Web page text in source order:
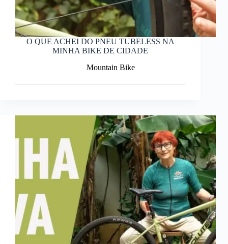
O QUE ACHEI DO PNEU TUBELESS NA
MINHA BIKE DE CIDADE
Mountain Bike